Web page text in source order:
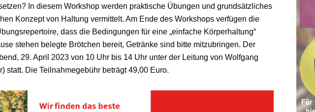
In diesem Workshop werden praktische Übungen und grundsätzliches
Konzept von Haltung vermittelt. Am Ende des Workshops verfügen die
dass die Bedingungen für eine „einfache Körperhaltung“
stehen belegte Brötchen bereit, Getränke sind bitte mitzubringen. Der
29. April 2023 von 10 Uhr bis 14 Uhr unter der Leitung von Wolfgang
statt. Die Teilnahmegebühr beträgt 49,00 Euro.